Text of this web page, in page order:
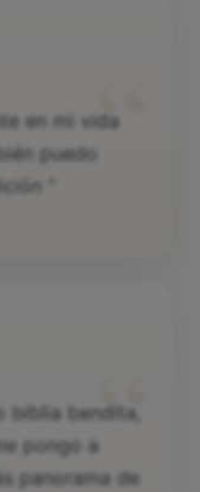
“
en mi vida
puedo
“
“
biblia bendita,
pongo a
panorama de